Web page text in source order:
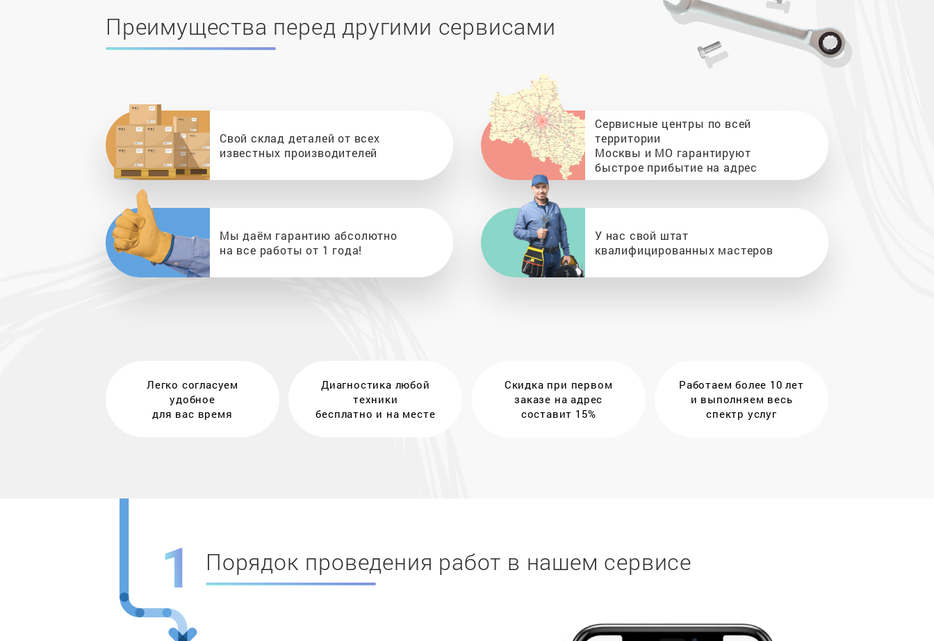
Преимущества перед другими сервисами
Свой склад деталей от всех
известных производителей
Сервисные центры по всей
территории
Москвы и МО гарантируют
быстрое прибытие на адрес
Мы даём гарантию абсолютно
на все работы от 1 года!
У нас свой штат
квалифицированных мастеров
Легко согласуем
удобное
для вас время
Диагностика любой
техники
бесплатно и на месте
Скидка при первом
заказе на адрес
составит 15%
Работаем более 10 лет
и выполняем весь
спектр услуг
Порядок проведения работ в нашем сервисе